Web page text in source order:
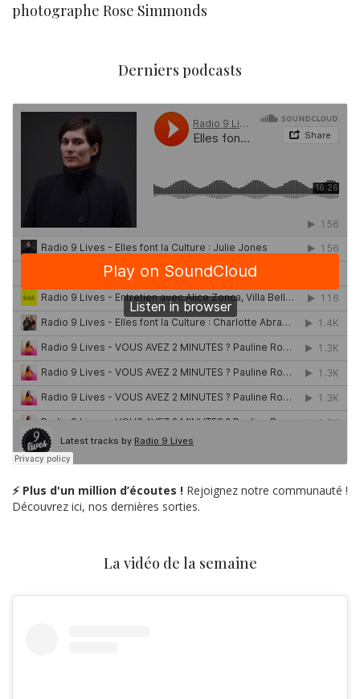
photographe Rose Simmonds
Derniers podcasts
⚡ Plus d'un million d’écoutes ! Rejoignez notre communauté !
Découvrez ici, nos dernières sorties.
La vidéo de la semaine